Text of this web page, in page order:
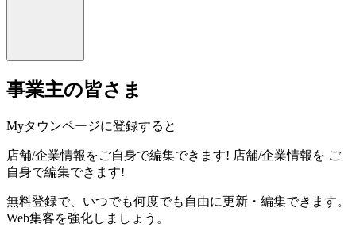
事業主の皆さま
Myタウンページに登録すると
店舗/企業情報をご自身で編集できます! 店舗/企業情報を ご
自身で編集できます!
無料登録で、いつでも何度でも自由に更新・編集できます。
Web集客を強化しましょう。